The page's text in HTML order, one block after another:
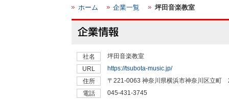
ホーム 企業一覧 坪田音楽教室
社名
坪田音楽教室
URL
https://tsubota-music.jp/
住所
〒221-0063 神奈川県横浜市神奈川区立町
電話
045-431-3745